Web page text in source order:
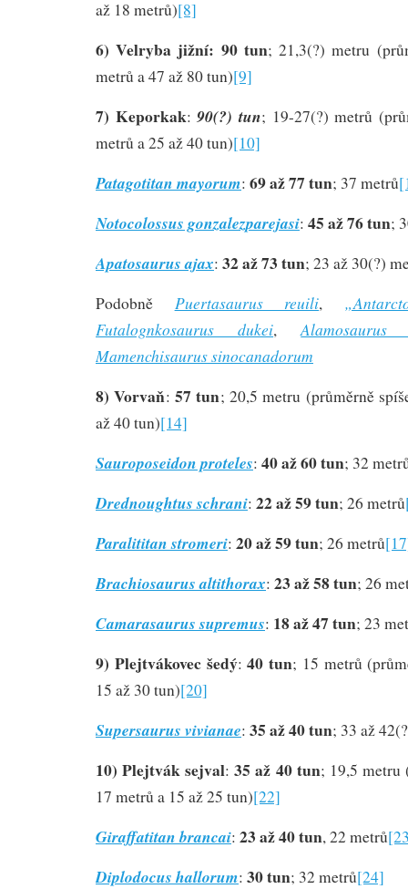
až 18 metrů)[8]
6) Velryba jižní: 90 tun; 21,3(?) metru
metrů a 47 až 80 tun)[9]
7) Keporkak: 90(?) tun; 19-27(?) metrů
metrů a 25 až 40 tun)[10]
Patagotitan mayorum: 69 až 77 tun; 37 metrů
Notocolossus gonzalezparejasi: 45 až 76 tun;
Apatosaurus ajax: 32 až 73 tun; 23 až 30(?)
Podobně Puertasaurus reuili,
Futalognkosaurus dukei,Alamosaurus
Mamenchisaurus sinocanadorum
8) Vorvaň: 57 tun; 20,5 metru (průměrně
až 40 tun)[14]
Sauroposeidon proteles: 40 až 60 tun; 32
Drednoughtus schrani: 22 až 59 tun; 26 metrů
Paralititan stromeri: 20 až 59 tun; 26 metrů
Brachiosaurus altithorax: 23 až 58 tun; 26
Camarasaurus supremus: 18 až 47 tun; 23
9) Plejtvákovec šedý:40 tun; 15 metrů
15 až 30 tun)[20]
Supersaurus vivianae: 35 až 40 tun; 33 až
10) Plejtvák sejval:35 až 40 tun; 19,5 metru
17 metrů a 15 až 25 tun)[22]
Giraffatitan brancai: 23 až 40 tun, 22 metrů
Diplodocus hallorum: 30 tun; 32 metrů[24]